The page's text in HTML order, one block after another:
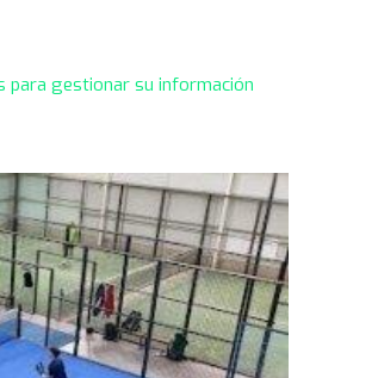
para gestionar su información